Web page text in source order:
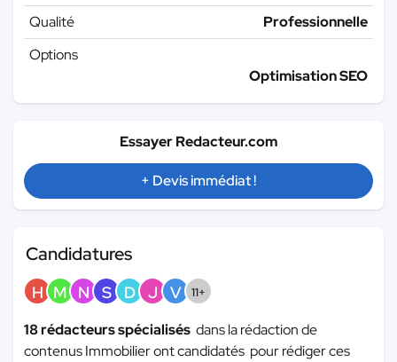
Qualité
Professionnelle
Options
Optimisation SEO
Essayer Redacteur.com
+ Devis immédiat !
Candidatures
H M N S D J V 11+
18 rédacteurs spécialisés dans la rédaction de
contenus Immobilier ont candidatés pour rédiger ces